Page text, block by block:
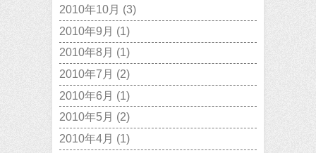
2010年10月 (3)
2010年9月 (1)
2010年8月 (1)
2010年7月 (2)
2010年6月 (1)
2010年5月 (2)
2010年4月 (1)